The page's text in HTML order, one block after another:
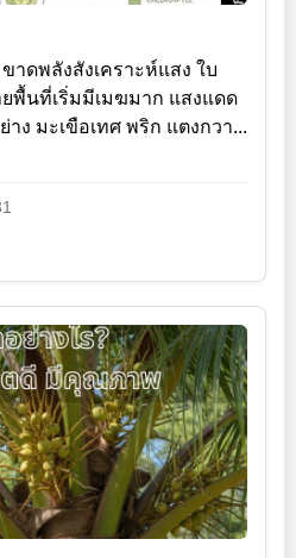
ดพลังสังเคราะห์แสง ใบ
พื้นที่เริ่มมีเมฆมาก แสงแดด
ง มะเขือเทศ พริก แตงกวา...